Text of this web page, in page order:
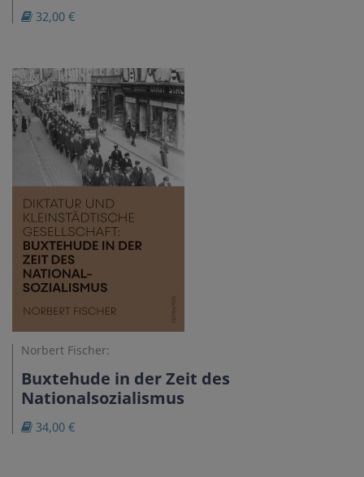
32,00 €
Norbert Fischer:
Buxtehude in der Zeit des
Nationalsozialismus
34,00 €